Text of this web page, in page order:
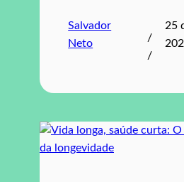
Salvador
Neto
/
/
25